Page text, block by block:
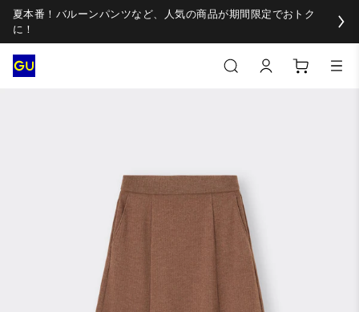
夏本番！バルーンパンツなど、人気の商品が期間限定でおトク
に！